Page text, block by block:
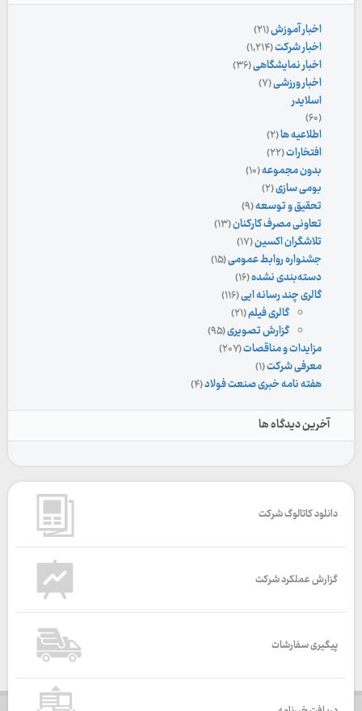
اخبار آموزش(۲۱)
اخبار شرکت(۱,۲۱۴)
اخبار نمایشگاهی(۳۶)
اخبار ورزشی(۷)
اسلایدر
(۶۰)
اطلاعیه ها(۲)
افتخارات(۲۲)
بدون مجموعه(۱۰)
بومی سازی(۲)
تحقیق و توسعه(۹)
تعاونی مصرف کارکنان(۱۳)
تلاشگران اکسین(۱۷)
جشنواره روابط عمومی(۱۵)
دسته‌بندی نشده(۱۶)
گالری چند رسانه ایی(۱۱۶)
گالری فیلم(۲۱)
گزارش تصویری(۹۵)
مزایدات و مناقصات(۲۰۷)
معرفی شرکت(۱)
هفته نامه خبری صنعت فولاد(۴)
آخرین دیدگاه ها
دانلود کاتالوگ شرکت
گزارش عملکرد شرکت
پیگیری سفارشات